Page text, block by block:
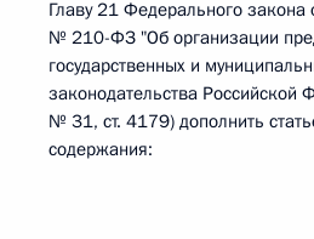
Главу 21 Федерального
№ 210-ФЗ "Об организации
государственных и
законодательства Российской
№ 31, ст. 4179) дополнить
содержания: